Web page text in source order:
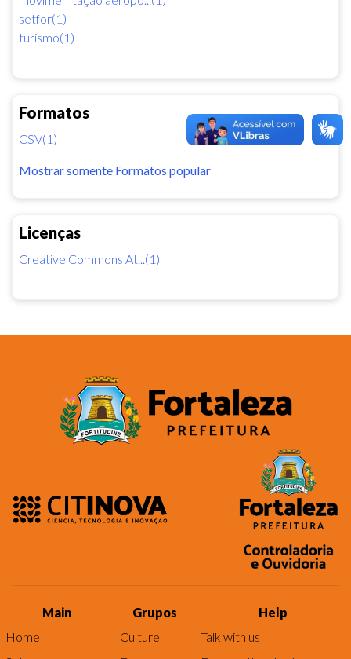
setfor(1)
turismo(1)
Formatos
CSV(1)
Mostrar somente Formatos popular
Licenças
Creative Commons At...(1)
Main
Home
Grupos
Culture
Help
Talk with us